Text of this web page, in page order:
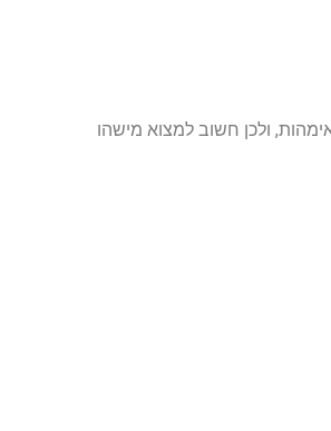
ולכן חשוב למצוא מישהו